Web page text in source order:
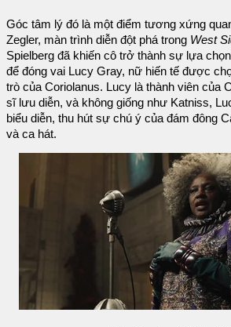
Góc tâm lý đó là một điểm tương xứng
Zegler, màn trình diễn đột phá trong West
Spielberg đã khiến cô trở thành sự lựa
để đóng vai Lucy Gray, nữ hiến tế được
trò của Coriolanus. Lucy là thành viên của
sĩ lưu diễn, và không giống như Katniss,
biểu diễn, thu hút sự chú ý của đám đông
và ca hát.